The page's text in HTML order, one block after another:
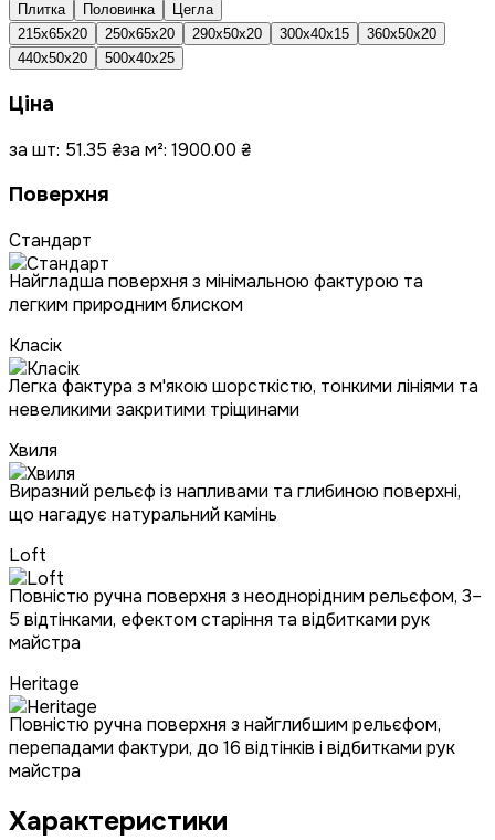
Плитка Половинка
Цегла
215x65x20
250x65x20 290x50x20 300x40x15
360x50x20
440x50x20
500x40x25
Ціна
за шт: 51.35 ₴за м²: 1900.00 ₴
Поверхня
Стандарт
Найгладша поверхня з мінімальною фактурою та
легким природним блиском
Класік
Легка фактура з м'якою шорсткістю, тонкими лініями та
невеликими закритими тріщинами
Хвиля
Виразний рельєф із напливами та глибиною поверхні,
що нагадує натуральний камінь
Loft
Повністю ручна поверхня з неоднорідним рельєфом, 3–
5 відтінками, ефектом старіння та відбитками рук
майстра
Heritage
Повністю ручна поверхня з найглибшим рельєфом,
перепадами фактури, до 16 відтінків і відбитками рук
майстра
Характеристики